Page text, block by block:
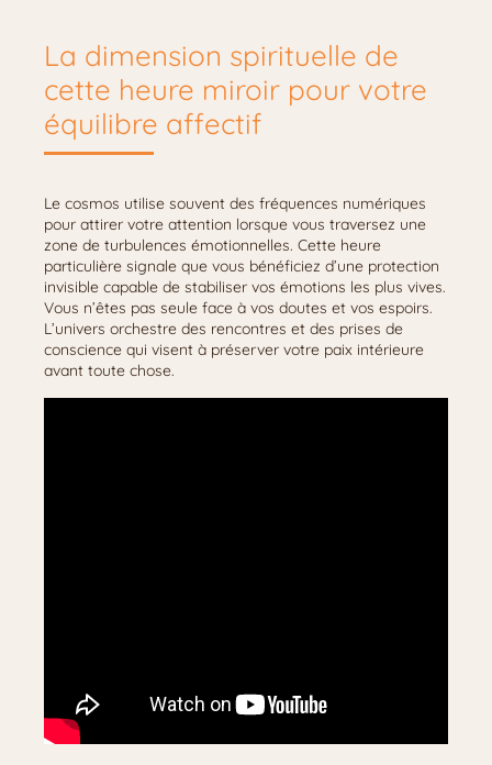
La dimension spirituelle de
cette heure miroir pour votre
équilibre affectif
Le cosmos utilise souvent des fréquences numériques
pour attirer votre attention lorsque vous traversez une
zone de turbulences émotionnelles. Cette heure
particulière signale que vous bénéficiez d’une protection
invisible capable de stabiliser vos émotions les plus vives.
Vous n’êtes pas seule face à vos doutes et vos espoirs.
L’univers orchestre des rencontres et des prises de
conscience qui visent à préserver votre paix intérieure
avant toute chose.